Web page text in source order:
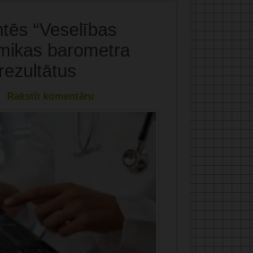
“Veselības
barometra
Rakstīt komentāru